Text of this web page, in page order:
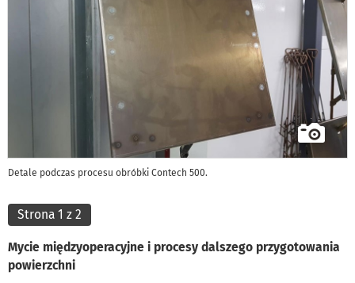
Detale podczas procesu obróbki Contech 500.
Strona 1 z 2
Mycie międzyoperacyjne i procesy dalszego przygotowania
powierzchni